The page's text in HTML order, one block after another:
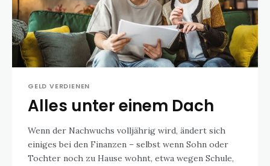
GELD VERDIENEN
Alles unter einem Dach
Wenn der Nachwuchs volljährig wird, ändert sich
einiges bei den Finanzen – selbst wenn Sohn oder
Tochter noch zu Hause wohnt, etwa wegen Schule,